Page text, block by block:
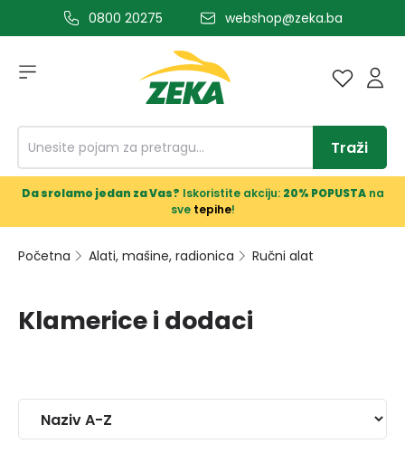
glavni sadržaj0800 20275 webshop@zeka.ba
Traži
Da srolamo jedan za Vas? Iskoristite akciju: 20% POPUSTAna
sve tepihe!
Početna Alati, mašine, radionica Ručni alat
Klamerice i dodaci